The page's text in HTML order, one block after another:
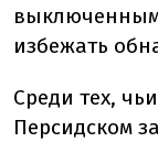
избежать
Среди тех,
Персидском